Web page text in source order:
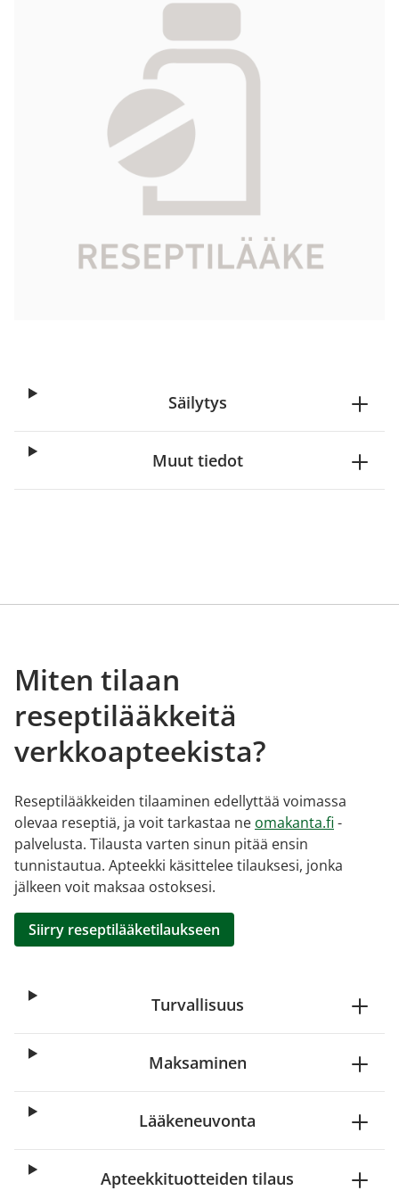
468944
Vaikuttava aine jomeproli
10 x 50 ml
Bracco Imaging Scandinavia AB
Tarkista Kela-korvattavuus
Säilytys
Muut tiedot
Miten tilaan
reseptilääkkeitä
verkkoapteekista?
Reseptilääkkeiden tilaaminen edellyttää voimassa
olevaa reseptiä, ja voit tarkastaa ne omakanta.fi -
palvelusta. Tilausta varten sinun pitää ensin
tunnistautua. Apteekki käsittelee tilauksesi, jonka
jälkeen voit maksaa ostoksesi.
Siirry reseptilääketilaukseen
Turvallisuus
Maksaminen
Lääkeneuvonta
Apteekkituotteiden tilaus